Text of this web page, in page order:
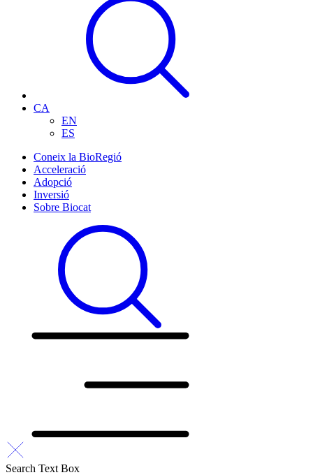
CA
EN
ES
Coneix la BioRegió
Acceleració
Adopció
Inversió
Sobre Biocat
Search Text Box